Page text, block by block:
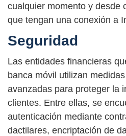
cualquier momento y desde
que tengan una conexión a
Seguridad
Las entidades financieras
banca móvil utilizan
avanzadas para proteger la
clientes. Entre ellas, se
autenticación mediante
dactilares, encriptación de